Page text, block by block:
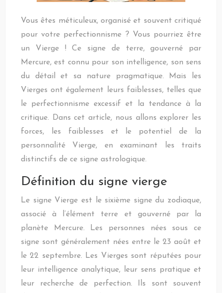
Vous êtes méticuleux, organisé et souvent critiqué
pour votre perfectionnisme ? Vous pourriez être
un Vierge ! Ce signe de terre, gouverné par
Mercure, est connu pour son intelligence, son sens
du détail et sa nature pragmatique. Mais les
Vierges ont également leurs faiblesses, telles que
le perfectionnisme excessif et la tendance à la
critique. Dans cet article, nous allons explorer les
forces, les faiblesses et le potentiel de la
personnalité Vierge, en examinant les traits
distinctifs de ce signe astrologique.
Définition du signe vierge
Le signe Vierge est le sixième signe du zodiaque,
associé à l’élément terre et gouverné par la
planète Mercure. Les personnes nées sous ce
signe sont généralement nées entre le 23 août et
le 22 septembre. Les Vierges sont réputées pour
leur intelligence analytique, leur sens pratique et
leur recherche de perfection. Ils sont souvent